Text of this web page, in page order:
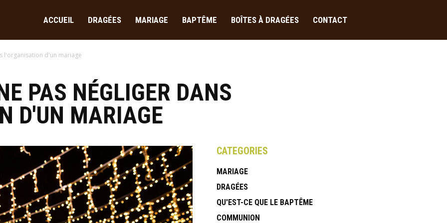
ACCUEIL DRAGÉES MARIAGE BAPTÊME BOÎTES À DRAGÉES CONTACT
l'organisation d'un mariage
PAS NÉGLIGER DANS
D'UN MARIAGE
CATEGORIES
MARIAGE
DRAGÉES
QU'EST-CE QUE LE BAPTÊME
COMMUNION